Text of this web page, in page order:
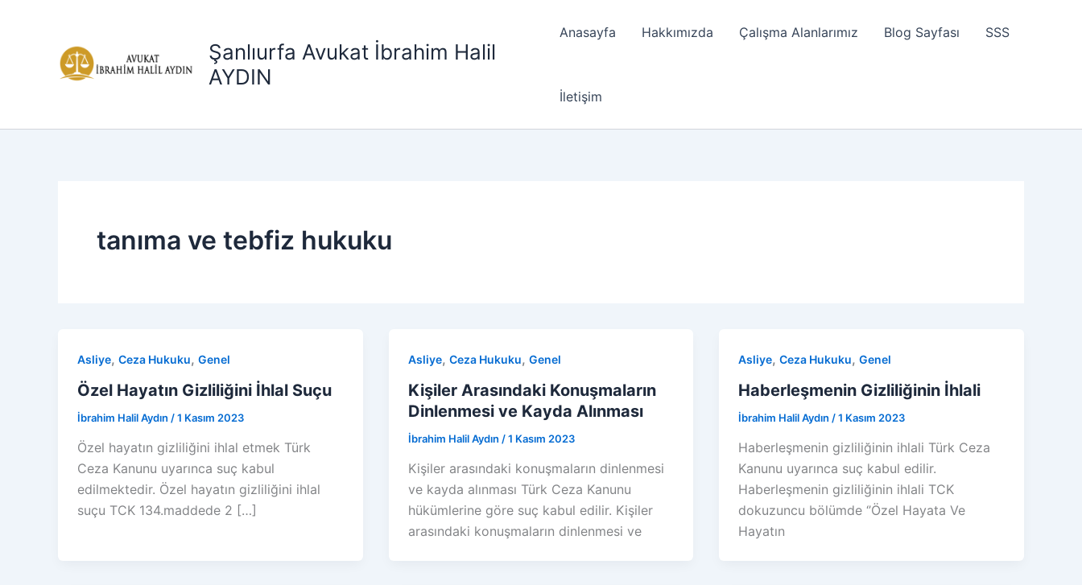
Şanlıurfa Avukat İbrahim Halil
AYDIN
Anasayfa Hakkımızda Çalışma Alanlarımız Blog Sayfası SSS
İletişim
tanıma ve tebfiz hukuku
Asliye, Ceza Hukuku, Genel
Özel Hayatın Gizliliğini İhlal Suçu
İbrahim Halil Aydın /1 Kasım 2023
Özel hayatın gizliliğini ihlal etmek Türk
Ceza Kanunu uyarınca suç kabul
edilmektedir. Özel hayatın gizliliğini ihlal
suçu TCK 134.maddede 2 […]
Asliye, Ceza Hukuku, Genel
Kişiler Arasındaki Konuşmaların
Dinlenmesi ve Kayda Alınması
İbrahim Halil Aydın /1 Kasım 2023
Kişiler arasındaki konuşmaların dinlenmesi
ve kayda alınması Türk Ceza Kanunu
hükümlerine göre suç kabul edilir. Kişiler
arasındaki konuşmaların dinlenmesi ve
Asliye,Ceza Hukuku,Genel
Haberleşmenin Gizliliğinin İhlali
İbrahim Halil Aydın /1 Kasım 2023
Haberleşmenin gizliliğinin ihlali Türk Ceza
Kanunu uyarınca suç kabul edilir.
Haberleşmenin gizliliğinin ihlali TCK
dokuzuncu bölümde ‘’Özel Hayata Ve
Hayatın